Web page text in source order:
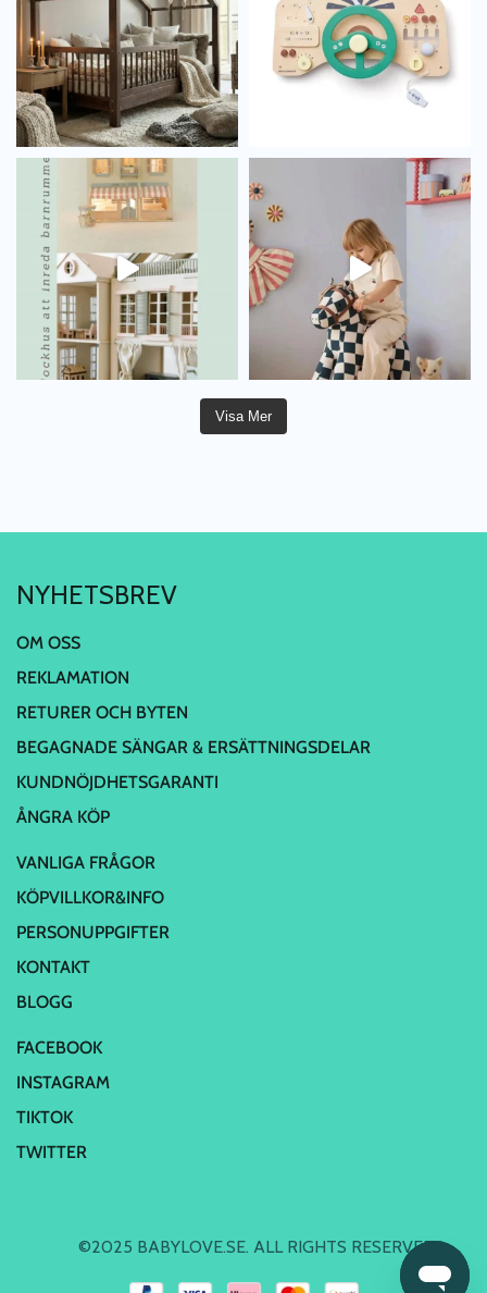
Visa Mer
NYHETSBREV
OM OSS
REKLAMATION
RETURER OCH BYTEN
BEGAGNADE SÄNGAR & ERSÄTTNINGSDELAR
KUNDNÖJDHETSGARANTI
ÅNGRA KÖP
VANLIGA FRÅGOR
KÖPVILLKOR&INFO
PERSONUPPGIFTER
KONTAKT
BLOGG
FACEBOOK
INSTAGRAM
TIKTOK
TWITTER
©2025 BABYLOVE.SE. ALL RIGHTS RESERVED